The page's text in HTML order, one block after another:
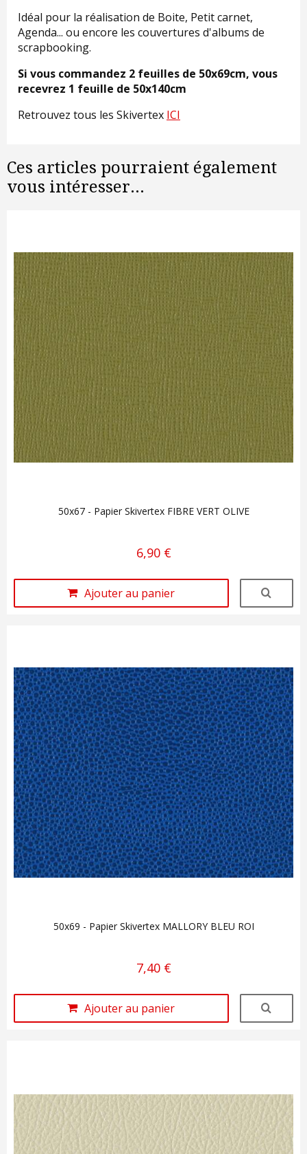
Idéal pour la réalisation de Boite, Petit carnet,
Agenda... ou encore les couvertures d'albums de
scrapbooking.
Si vous commandez 2 feuilles de 50x69cm, vous
recevrez 1 feuille de 50x140cm
Retrouvez tous les Skivertex ICI
Ces articles pourraient également
vous intéresser...
50x67 - Papier Skivertex FIBRE VERT OLIVE
6,90 €
Ajouter au panier
50x69 - Papier Skivertex MALLORY BLEU ROI
7,40 €
Ajouter au panier